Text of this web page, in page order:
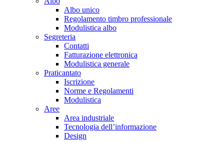
Albo unico
Regolamento timbro professionale
Modulistica albo
Segreteria
Contatti
Fatturazione elettronica
Modulistica generale
Praticantato
Iscrizione
Norme e Regolamenti
Modulistica
Aree
Area industriale
Tecnologia dell’informazione
Design